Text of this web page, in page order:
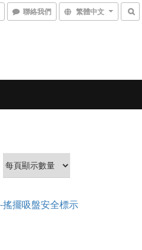
聯絡我們 繁體中文